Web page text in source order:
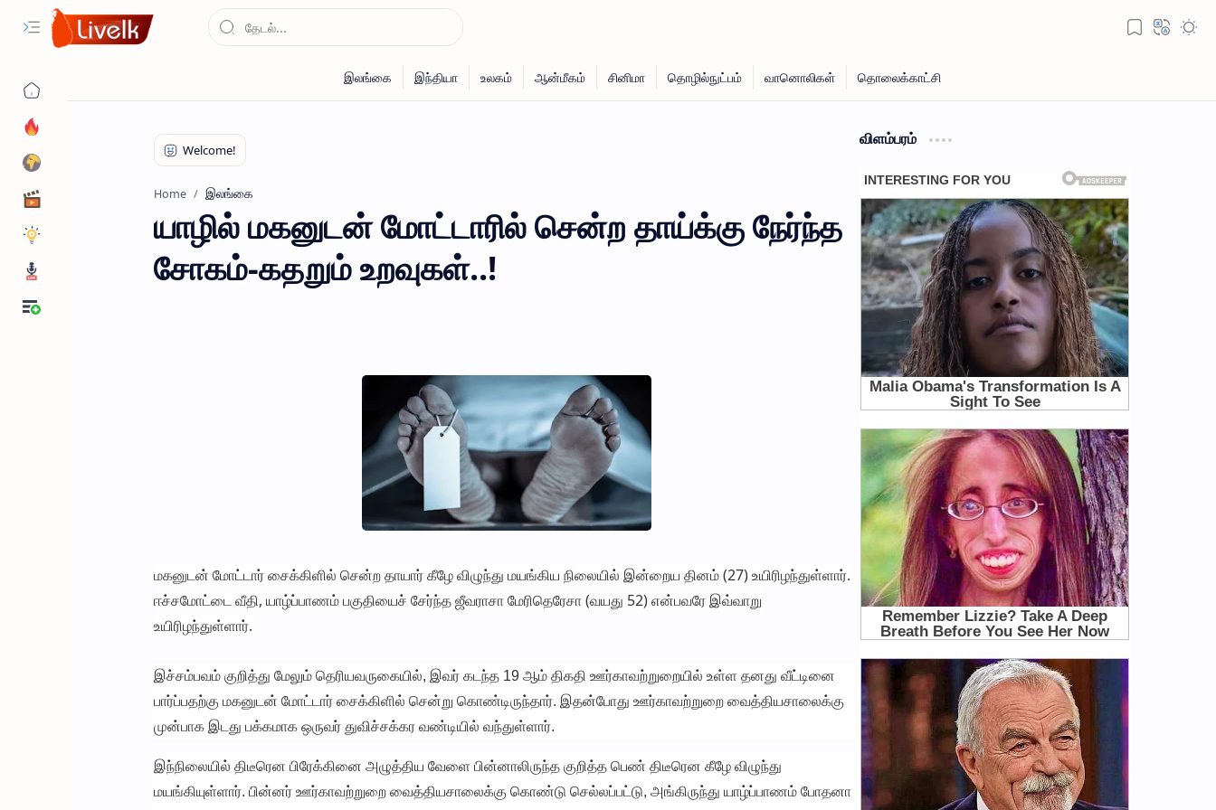
Home இலங்கை
யாழில் மகனுடன் மோட்டாரில் சென்ற தாய்க்கு நேர்ந்த
சோகம்-கதறும் உறவுகள்..!
மகனுடன் மோட்டார் சைக்கிளில் சென்ற தாயார் கீழே விழுந்து மயங்கிய நிலையில் இன்றைய தினம் (27) உயிரிழந்துள்ளார்.
ஈச்சமோட்டை வீதி, யாழ்ப்பாணம் பகுதியைச் சேர்ந்த ஜீவராசா மேரிதெரேசா (வயது 52) என்பவரே இவ்வாறு
உயிரிழந்துள்ளார்.
இச்சம்பவம் குறித்து மேலும் தெரியவருகையில், இவர் கடந்த 19 ஆம் திகதி ஊர்காவற்றுறையில் உள்ள தனது வீட்டினை
பார்ப்பதற்கு மகனுடன் மோட்டார் சைக்கிளில் சென்று கொண்டிருந்தார். இதன்போது ஊர்காவற்றுறை வைத்தியசாலைக்கு
முன்பாக இடது பக்கமாக ஒருவர் துவிச்சக்கர வண்டியில் வந்துள்ளார்.
இந்நிலையில் திடீரென பிரேக்கினை அழுத்திய வேளை பின்னாலிருந்த குறித்த பெண் திடீரென கீழே விழுந்து
மயங்கியுள்ளார். பின்னர் ஊர்காவற்றுறை வைத்தியசாலைக்கு கொண்டு செல்லப்பட்டு, அங்கிருந்து யாழ்ப்பாணம் போதனா
விளம்பரம்